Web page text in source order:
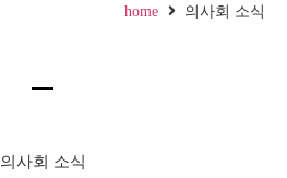
home 의사회 소식
의사회 소식